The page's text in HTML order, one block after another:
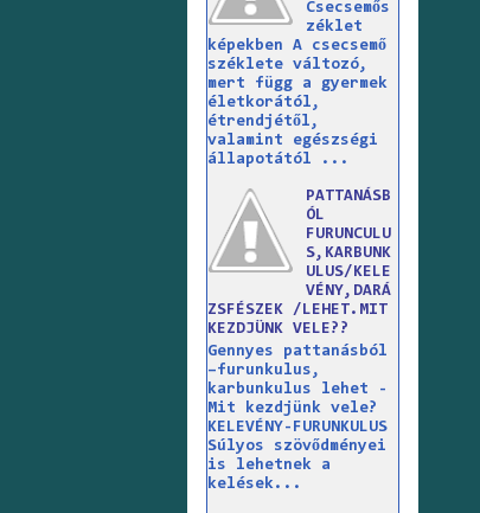
Csecsemős
zéklet
képekben A csecsemő
széklete változó,
mert függ a gyermek
életkorától,
étrendjétől,
valamint egészségi
állapotától ...
PATTANÁSB
ÓL
FURUNCULU
S,KARBUNK
ULUS/KELE
VÉNY,DARÁ
ZSFÉSZEK /LEHET.MIT
KEZDJÜNK VELE??
Gennyes pattanásból
–furunkulus,
karbunkulus lehet -
Mit kezdjünk vele?
KELEVÉNY-FURUNKULUS
Súlyos szövődményei
is lehetnek a
kelések...